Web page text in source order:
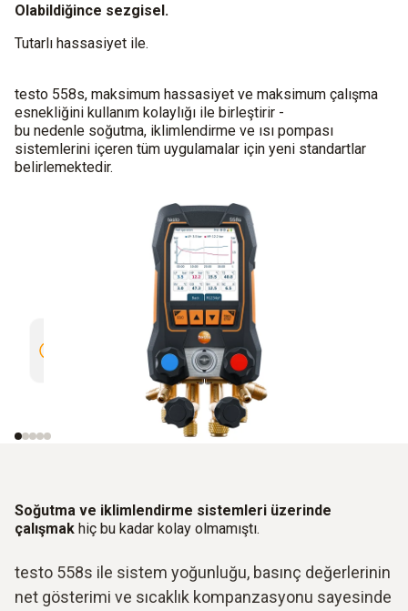
Olabildiğince sezgisel.
Tutarlı hassasiyet ile.
testo 558s, maksimum hassasiyet ve maksimum çalışma
esnekliğini kullanım kolaylığı ile birleştirir -
bu nedenle soğutma, iklimlendirme ve ısı pompası
sistemlerini içeren tüm uygulamalar için yeni standartlar
belirlemektedir.
Otomatik eşleştirme ile otomatik
Bluetooth bağlantısı
Soğutma ve iklimlendirme sistemleri üzerinde
çalışmak hiç bu kadar kolay olmamıştı.
testo 558s ile sistem yoğunluğu, basınç değerlerinin
net gösterimi ve sıcaklık kompanzasyonu sayesinde